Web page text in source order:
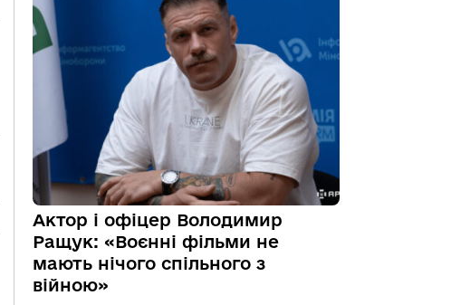
Актор і офіцер Володимир
Ращук: «Воєнні фільми не
мають нічого спільного з
війною»